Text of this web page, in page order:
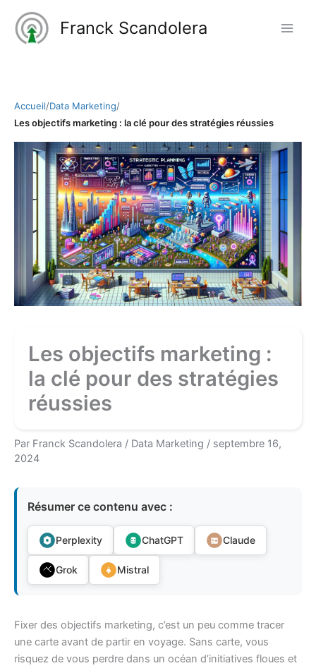
contenu
Franck Scandolera
Accueil/Data Marketing/
Les objectifs marketing : la clé pour des stratégies réussies
Les objectifs marketing :
la clé pour des stratégies
réussies
Par Franck Scandolera / Data Marketing / septembre 16,
2024
Résumer ce contenu avec :
Perplexity ChatGPT Claude
Grok Mistral
Fixer des objectifs marketing, c’est un peu comme tracer
une carte avant de partir en voyage. Sans carte, vous
risquez de vous perdre dans un océan d’initiatives floues et